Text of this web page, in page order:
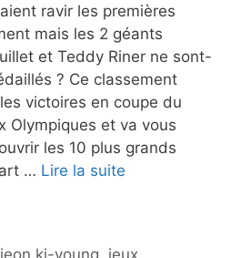
ravir les premières
mais les 2 géants
et Teddy Riner ne sont-
? Ce classement
victoires en coupe du
Olympiques et va vous
les 10 plus grands
… Lire la suite
jeon ki-young, jeux